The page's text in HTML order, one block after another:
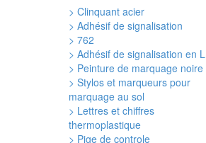
> Clinquant acier
> Adhésif de signalisation
> 762
> Adhésif de signalisation en L
> Peinture de marquage noire
> Stylos et marqueurs pour
marquage au sol
> Lettres et chiffres
thermoplastique
> Pige de controle